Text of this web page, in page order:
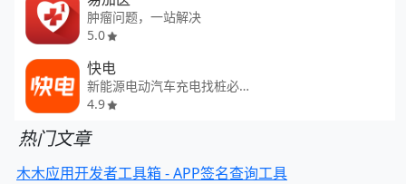
肿瘤问题，一站解决
5.0
快电
新能源电动汽车充电找桩必备AP
4.9
热门文章
木木应用开发者工具箱 - APP签名查询工具